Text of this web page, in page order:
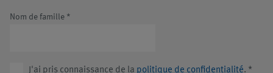
Nom de famille *
J'ai pris connaissance de la politique de confidentialité. *